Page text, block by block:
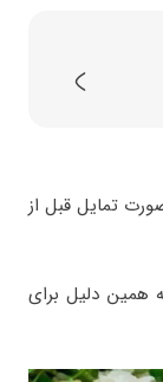
تمایل قبل از
و به همین دلیل برای